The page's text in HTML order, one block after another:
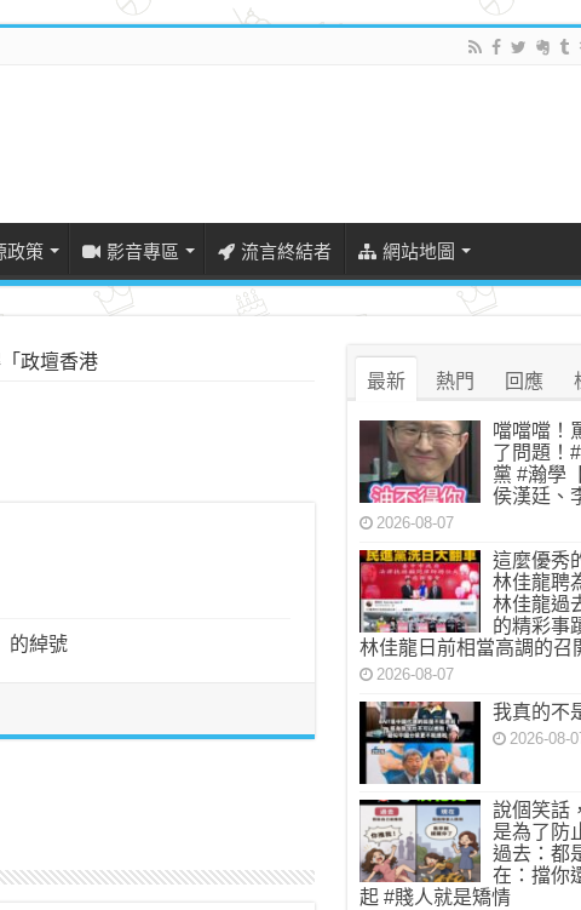
政策 影音專區 流言終結者 網站地圖
政壇香港
最新 熱門 回應
噹噹噹！
了問題！
黨 #瀚學
侯漢廷、
2026-08-07
這麼優秀
林佳龍聘
林佳龍過
的精彩事
林佳龍日前相當高調的
2026-08-07
我真的不
2026-08-
說個笑話
是為了防
過去：都
在：擋你
起 #賤人就是矯情